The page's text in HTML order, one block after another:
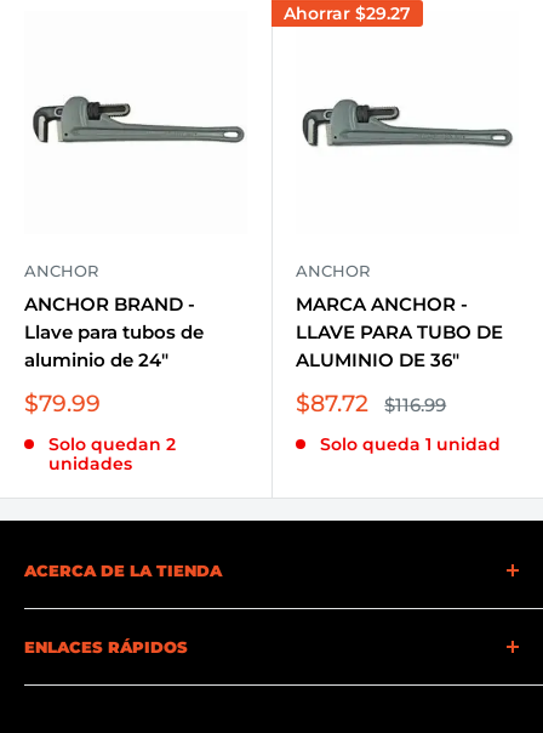
ANCHOR
ANCHOR BRAND -
Llave para tubos de
aluminio de 24"
Precio
venta
$79.99
Solo quedan 2
unidades
Ahorrar $29.27
ANCHOR
MARCA ANCHOR -
LLAVE PARA TUBO DE
ALUMINIO DE 36"
Precio
venta
$87.72 Precio
habitual
$116.99
Solo queda 1 unidad
ACERCA DE LA TIENDA
En Becker Safety and Supply, comprendemos la
importancia de la seguridad. Es por eso que
ofrecemos una gama completa de suministros y
ENLACES RÁPIDOS
Preguntas más frecuentes